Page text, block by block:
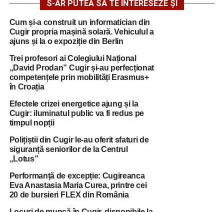
S-AR PUTEA SĂ TE INTERESEZE ȘI
Cum și-a construit un informatician din
Cugir propria mașină solară. Vehiculul a
ajuns și la o expoziție din Berlin
Trei profesori ai Colegiului Național
„David Prodan” Cugir și-au perfecționat
competențele prin mobilități Erasmus+
în Croația
Efectele crizei energetice ajung și la
Cugir: iluminatul public va fi redus pe
timpul nopții
Polițiștii din Cugir le-au oferit sfaturi de
siguranță seniorilor de la Centrul
„Lotus”
Performanță de excepție: Cugireanca
Eva Anastasia Maria Curea, printre cei
20 de bursieri FLEX din România